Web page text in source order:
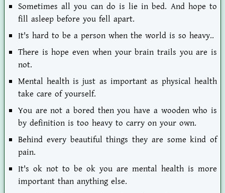
Sometimes all you can do is lie in bed. And hope to
fill asleep before you fell apart.
It's hard to be a person when the world is so heavy..
There is hope even when your brain trails you are is
not.
Mental health is just as important as physical health
take care of yourself.
You are not a bored then you have a wooden who is
by definition is too heavy to carry on your own.
Behind every beautiful things they are some kind of
pain.
It's ok not to be ok you are mental health is more
important than anything else.